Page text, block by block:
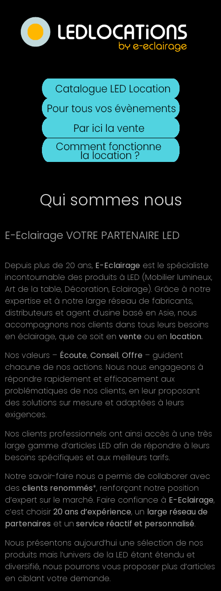
Qui sommes nous
E-Eclairage VOTRE PARTENAIRE LED
Depuis plus de 20 ans, E-Eclairage est le spécialiste
incontournable des produits à LED (Mobilier lumineux,
Art de la table, Décoration, Eclairage). Grâce à notre
expertise et à notre large réseau de fabricants,
distributeurs et agent d’usine basé en Asie, nous
accompagnons nos clients dans tous leurs besoins
en éclairage, que ce soit en vente ou en location.
Nos valeurs – Écoute, Conseil, Offre – guident
chacune de nos actions. Nous nous engageons à
répondre rapidement et efficacement aux
problématiques de nos clients, en leur proposant
des solutions sur mesure et adaptées à leurs
exigences.
Nos clients professionnels ont ainsi accès à une très
large gamme d’articles LED afin de répondre à leurs
besoins spécifiques et aux meilleurs tarifs.
Notre savoir-faire nous a permis de collaborer avec
des clients renommés*, renforçant notre position
d’expert sur le marché. Faire confiance à E-Eclairage,
c’est choisir 20 ans d’expérience, un large réseau de
partenaires et un service réactif et personnalisé.
Nous présentons aujourd’hui une sélection de nos
produits mais l’univers de la LED étant étendu et
diversifié, nous pourrons vous proposer plus d’articles
en ciblant votre demande.